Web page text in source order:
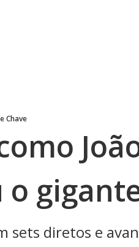
Chave
sets diretos e